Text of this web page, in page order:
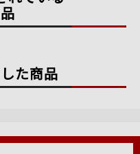
た商品